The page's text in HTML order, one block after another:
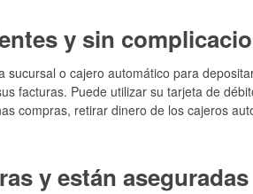
y sin
o cajero automático para
facturas. Puede utilizar su tarjeta de
compras, retirar dinero de los cajeros
y están aseguradas